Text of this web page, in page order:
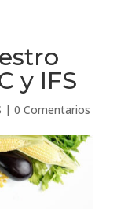
y IFS
| 0 Comentarios